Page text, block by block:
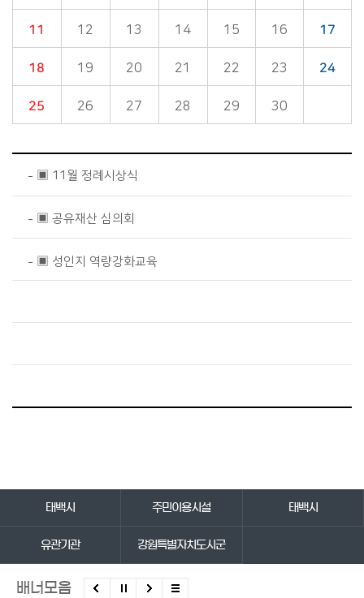
11 12 13 14 15 16 17
18 19 20 21 22 23 24
25 26 27 28 29 30
▣ 11월 정례시상식
▣ 공유재산 심의회
▣ 성인지 역량강화교육
태백시 주민이용시설 태백시
유관기관 강원특별자치도시군
배너모음